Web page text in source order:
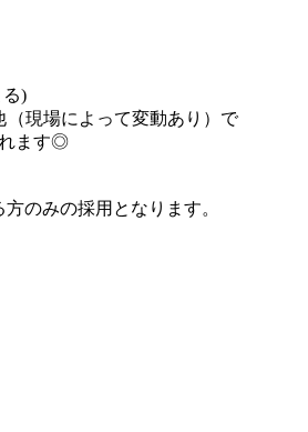
)
（現場によって変動あり）で
ます◎
のみの採用となります。